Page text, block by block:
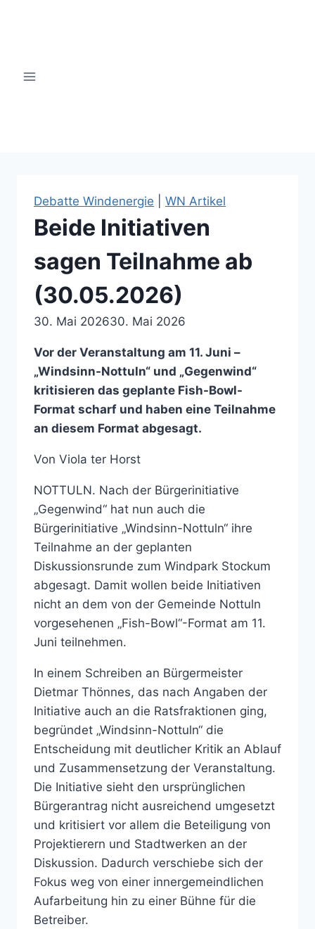
Debatte Windenergie WN Artikel
Beide Initiativen
sagen Teilnahme ab
(30.05.2026)
30. Mai 202630. Mai 2026
Vor der Veranstaltung am 11. Juni –
„Windsinn-Nottuln“ und „Gegenwind“
kritisieren das geplante Fish-Bowl-
Format scharf und haben eine Teilnahme
an diesem Format abgesagt.
Von Viola ter Horst
NOTTULN. Nach der Bürgerinitiative
„Gegenwind“ hat nun auch die
Bürgerinitiative „Windsinn-Nottuln“ ihre
Teilnahme an der geplanten
Diskussionsrunde zum Windpark Stockum
abgesagt. Damit wollen beide Initiativen
nicht an dem von der Gemeinde Nottuln
vorgesehenen „Fish-Bowl“-Format am 11.
Juni teilnehmen.
In einem Schreiben an Bürgermeister
Dietmar Thönnes, das nach Angaben der
Initiative auch an die Ratsfraktionen ging,
begründet „Windsinn-Nottuln“ die
Entscheidung mit deutlicher Kritik an Ablauf
und Zusammensetzung der Veranstaltung.
Die Initiative sieht den ursprünglichen
Bürgerantrag nicht ausreichend umgesetzt
und kritisiert vor allem die Beteiligung von
Projektierern und Stadtwerken an der
Diskussion. Dadurch verschiebe sich der
Fokus weg von einer innergemeindlichen
Aufarbeitung hin zu einer Bühne für die
Betreiber.